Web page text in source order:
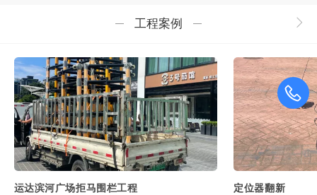
工程案例
运达滨河广场拒马围栏工程 定位器翻新